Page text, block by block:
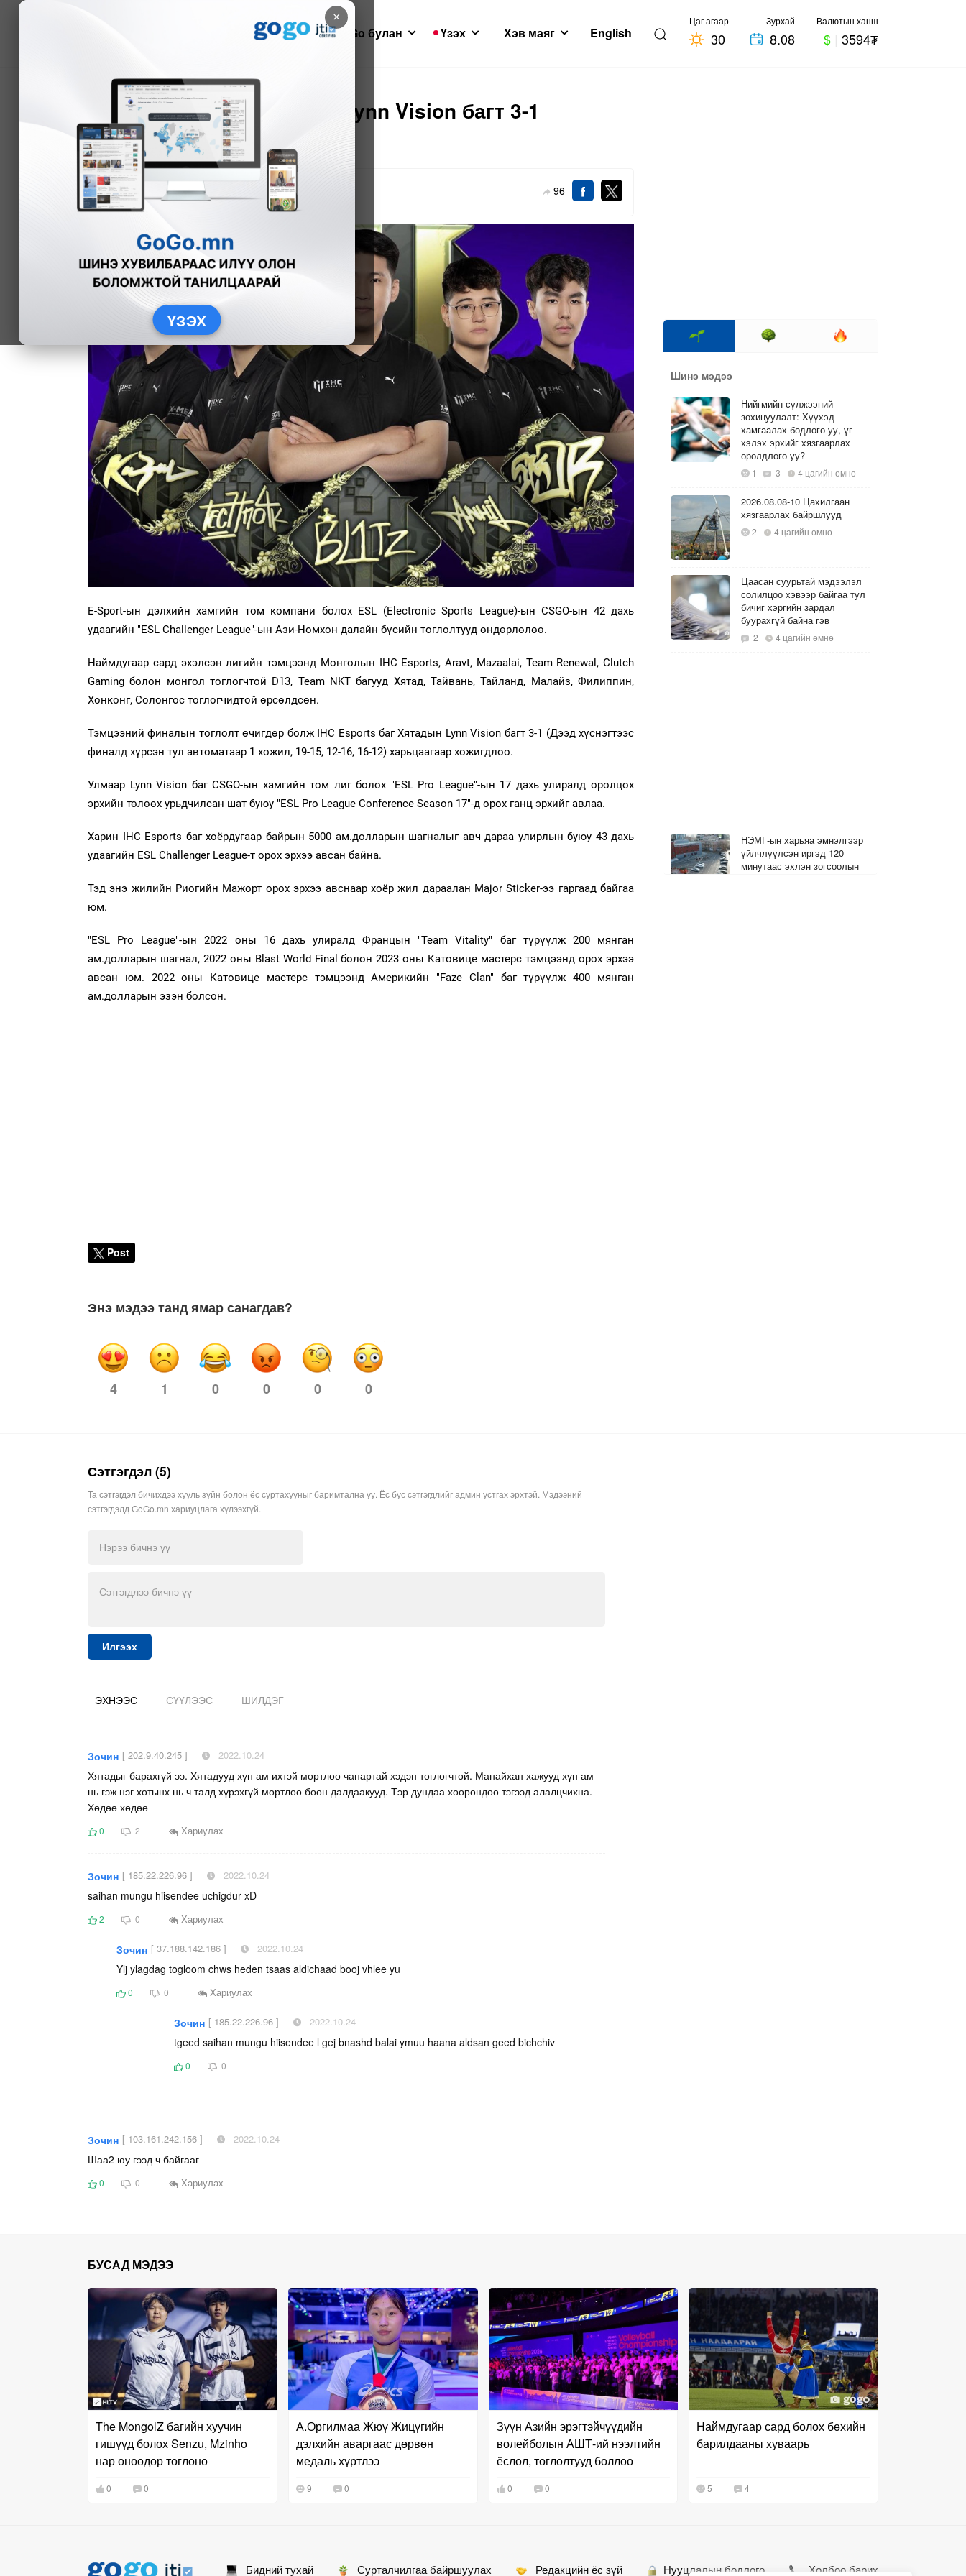
×
ҮЗЭХ
Мэдээ GoGo булан Үзэх Хэв маяг English
Цаг агаар
30
Зурхай
8.08
Валютын ханш
$ | 3594₮
IHC Esports баг Хятадын Lynn Vision багт 3-1
харьцаагаар хожигдлоо
А.Эрхэмбаяр 2022-10-24 96
E-Sport-ын дэлхийн хамгийн том компани болох ESL (Electronic Sports League)-ын CSGO-ын 42 дахь
удаагийн "ESL Challenger League"-ын Ази-Номхон далайн бүсийн тоглолтууд өндөрлөлөө.
Наймдугаар сард эхэлсэн лигийн тэмцээнд Монголын IHC Esports, Aravt, Mazaalai, Team Renewal, Clutch
Gaming болон монгол тоглогчтой D13, Team NKT багууд Хятад, Тайвань, Тайланд, Малайз, Филиппин,
Хонконг, Солонгос тоглогчидтой өрсөлдсөн.
Тэмцээний финалын тоглолт өчигдөр болж IHC Esports баг Хятадын Lynn Vision багт 3-1 (Дээд хүснэгтээс
финалд хүрсэн тул автоматаар 1 хожил, 19-15, 12-16, 16-12) харьцаагаар хожигдлоо.
Улмаар Lynn Vision баг CSGO-ын хамгийн том лиг болох "ESL Pro League"-ын 17 дахь улиралд оролцох
эрхийн төлөөх урьдчилсан шат буюу "ESL Pro League Conference Season 17"-д орох ганц эрхийг авлаа.
Харин IHC Esports баг хоёрдугаар байрын 5000 ам.долларын шагналыг авч дараа улирлын буюу 43 дахь
удаагийн ESL Challenger League-т орох эрхээ авсан байна.
Тэд энэ жилийн Риогийн Мажорт орох эрхээ авснаар хоёр жил дараалан Major Sticker-ээ гаргаад байгаа
юм.
"ESL Pro League"-ын 2022 оны 16 дахь улиралд Францын "Team Vitality" баг түрүүлж 200 мянган
ам.долларын шагнал, 2022 оны Blast World Final болон 2023 оны Катовице мастерс тэмцээнд орох эрхээ
авсан юм. 2022 оны Катовице мастерс тэмцээнд Америкийн "Faze Clan" баг түрүүлж 400 мянган
ам.долларын эзэн болсон.
Post
Энэ мэдээ танд ямар санагдав?
4 1 0 0 0 0
Шинэ мэдээ
Нийгмийн сүлжээний
зохицуулалт: Хүүхэд
хамгаалах бодлого уу, үг
хэлэх эрхийг хязгаарлах
оролдлого уу?
1 3 4 цагийн өмнө
2026.08.08-10 Цахилгаан
хязгаарлах байршлууд
2 4 цагийн өмнө
Цаасан суурьтай мэдээлэл
солилцоо хэвээр байгаа тул
бичиг хэргийн зардал
буурахгүй байна гэв
2 4 цагийн өмнө
НЭМГ-ын харьяа эмнэлгээр
үйлчлүүлсэн иргэд 120
минутаас эхлэн зогсоолын
Сэтгэгдэл (5)
Та сэтгэгдэл бичихдээ хууль зүйн болон ёс суртахууныг баримтална уу. Ёс бус сэтгэгдлийг админ устгах эрхтэй. Мэдээний
сэтгэгдэлд GoGo.mn хариуцлага хүлээхгүй.
Илгээх
ЭХНЭЭС СҮҮЛЭЭС ШИЛДЭГ
Зочин [ 202.9.40.245 ] 2022.10.24
Хятадыг барахгүй ээ. Хятадууд хүн ам ихтэй мөртлөө чанартай хэдэн тоглогчтой. Манайхан хажууд хүн ам
нь гэж нэг хотынх нь ч талд хүрэхгүй мөртлөө бөөн далдаакууд. Тэр дундаа хоорондоо тэгээд алалцчихна.
Хөдөө хөдөө
0 2 Хариулах
Зочин [ 185.22.226.96 ] 2022.10.24
saihan mungu hiisendee uchigdur xD
2 0 Хариулах
Зочин [ 37.188.142.186 ] 2022.10.24
Ylj ylagdag togloom chws heden tsaas aldichaad booj vhlee yu
0 0 Хариулах
Зочин [ 185.22.226.96 ] 2022.10.24
tgeed saihan mungu hiisendee l gej bnashd balai ymuu haana aldsan geed bichchiv
0 0
Зочин [ 103.161.242.156 ] 2022.10.24
Шаа2 юу гээд ч байгааг
0 0 Хариулах
БУСАД МЭДЭЭ
The MongolZ багийн хуучин
гишүүд болох Senzu, Mzinho
нар өнөөдөр тоглоно
0 0
А.Оргилмаа Жюү Жицүгийн
дэлхийн аваргаас дөрвөн
медаль хүртлээ
9 0
Зүүн Азийн эрэгтэйчүүдийн
волейболын АШТ-ий нээлтийн
ёслол, тоглолтууд боллоо
0 0
Наймдугаар сард болох бөхийн
барилдааны хуваарь
5 4
Бидний тухай Сурталчилгаа байршуулах Редакцийн ёс зүй Нууцлалын бодлого Холбоо барих